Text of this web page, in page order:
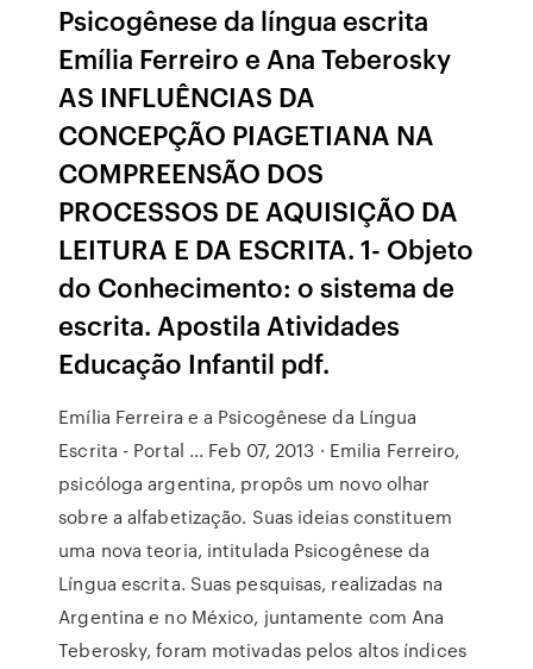
Psicogênese da língua escrita
Emília Ferreiro e Ana Teberosky
AS INFLUÊNCIAS DA
CONCEPÇÃO PIAGETIANA NA
COMPREENSÃO DOS
PROCESSOS DE AQUISIÇÃO DA
LEITURA E DA ESCRITA. 1- Objeto
do Conhecimento: o sistema de
escrita. Apostila Atividades
Educação Infantil pdf.
Emília Ferreira e a Psicogênese da Língua
Escrita - Portal ... Feb 07, 2013 · Emilia Ferreiro,
psicóloga argentina, propôs um novo olhar
sobre a alfabetização. Suas ideias constituem
uma nova teoria, intitulada Psicogênese da
Língua escrita. Suas pesquisas, realizadas na
Argentina e no México, juntamente com Ana
Teberosky, foram motivadas pelos altos índices